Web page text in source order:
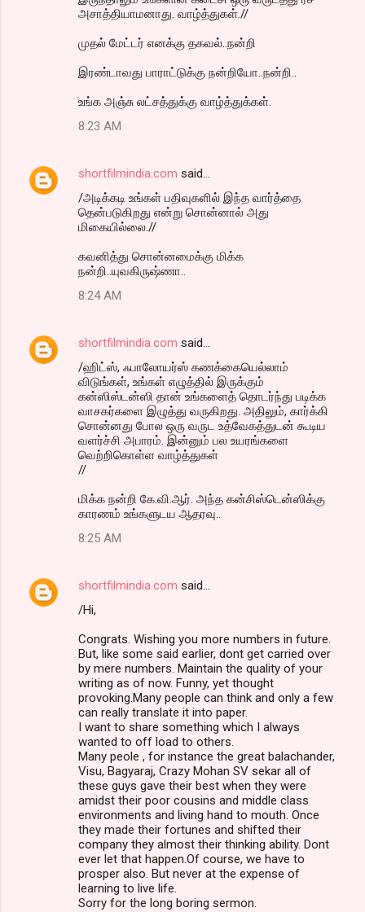
அசாத்தியாமனாது. வாழ்த்துகள்.//
முதல் மேட்டர் எனக்கு தகவல்..நன்றி
இரண்டாவது பாராட்டுக்கு நன்றியோ..நன்றி..
உங்க அஞ்சு லட்சத்துக்கு வாழ்த்துக்கள்.
8:23 AM
shortfilmindia.com said…
/அடிக்கடி உங்கள் பதிவுகளில் இந்த வார்த்தை
தென்படுகிறது என்று சொன்னால் அது
மிகையில்லை.//
கவனித்து சொன்னமைக்கு மிக்க
நன்றி..யுவகிருஷ்ணா..
8:24 AM
shortfilmindia.com said…
/ஹிட்ஸ், ஃபாலோயர்ஸ் கணக்கையெல்லாம்
விடுங்கள், உங்கள் எழுத்தில் இருக்கும்
கன்ஸிஸ்டன்ஸி தான் உங்களைத் தொடர்ந்து படிக்க
வாசகர்களை இழுத்து வருகிறது. அதிலும், கார்க்கி
சொன்னது போல ஒரு வருட உத்வேகத்துடன் கூடிய
வளர்ச்சி அபாரம். இன்னும் பல உயரங்களை
வெற்றிகொள்ள வாழ்த்துகள்
//
மிக்க நன்றி கே.வி.ஆர். அந்த கன்சிஸ்டென்ஸிக்கு
காரணம் உங்களுடய ஆதரவு..
8:25 AM
shortfilmindia.com said…
/Hi,
Congrats. Wishing you more numbers in future.
But, like some said earlier, dont get carried over
by mere numbers. Maintain the quality of your
writing as of now. Funny, yet thought
provoking.Many people can think and only a few
can really translate it into paper.
I want to share something which I always
wanted to off load to others.
Many peole , for instance the great balachander,
Visu, Bagyaraj, Crazy Mohan SV sekar all of
these guys gave their best when they were
amidst their poor cousins and middle class
environments and living hand to mouth. Once
they made their fortunes and shifted their
company they almost their thinking ability. Dont
ever let that happen.Of course, we have to
prosper also. But never at the expense of
learning to live life.
Sorry for the long boring sermon.